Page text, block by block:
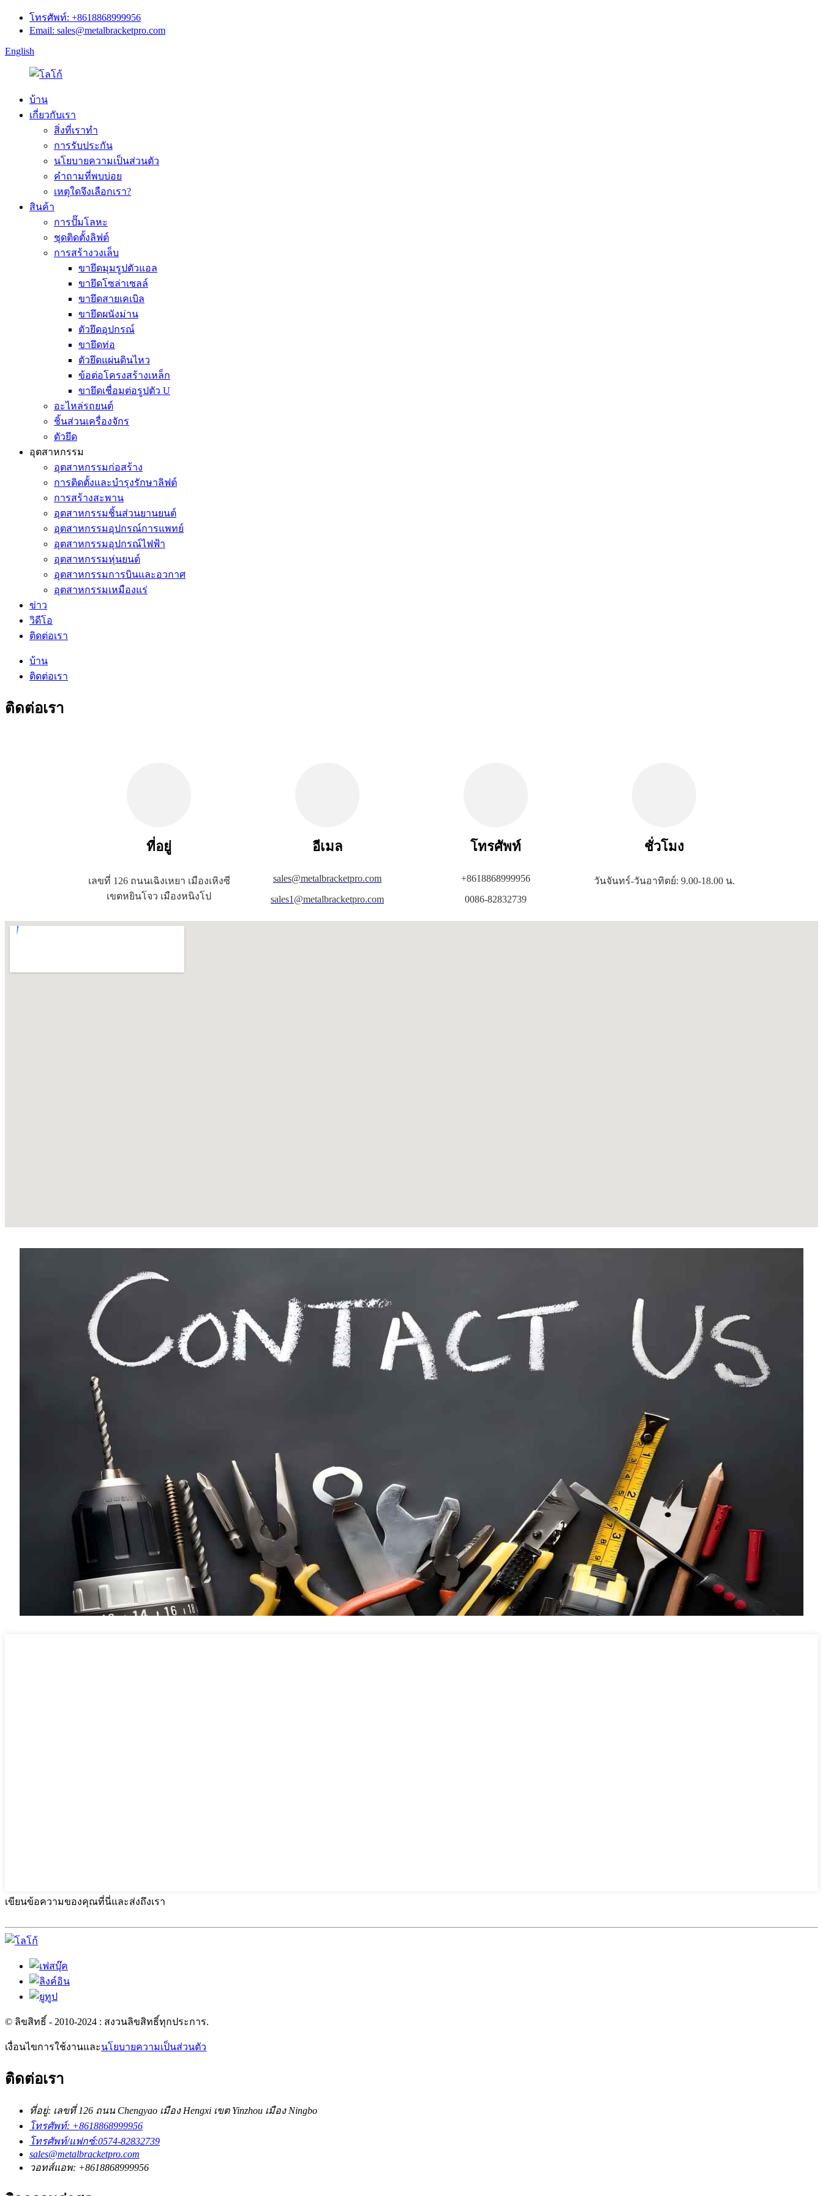
โทรศัพท์: +8618868999956
Email: sales@metalbracketpro.com
English
บ้าน
เกี่ยวกับเรา
สิ่งที่เราทำ
การรับประกัน
นโยบายความเป็นส่วนตัว
คำถามที่พบบ่อย
เหตุใดจึงเลือกเรา?
สินค้า
การปั๊มโลหะ
ชุดติดตั้งลิฟต์
การสร้างวงเล็บ
ขายึดมุมรูปตัวแอล
ขายึดโซล่าเซลล์
ขายึดสายเคเบิล
ขายึดผนังม่าน
ตัวยึดอุปกรณ์
ขายึดท่อ
ตัวยึดแผ่นดินไหว
ข้อต่อโครงสร้างเหล็ก
ขายึดเชื่อมต่อรูปตัว U
อะไหล่รถยนต์
ชิ้นส่วนเครื่องจักร
ตัวยึด
อุตสาหกรรม
อุตสาหกรรมก่อสร้าง
การติดตั้งและบำรุงรักษาลิฟต์
การสร้างสะพาน
อุตสาหกรรมชิ้นส่วนยานยนต์
อุตสาหกรรมอุปกรณ์การแพทย์
อุตสาหกรรมอุปกรณ์ไฟฟ้า
อุตสาหกรรมหุ่นยนต์
อุตสาหกรรมการบินและอวกาศ
อุตสาหกรรมเหมืองแร่
ข่าว
วิดีโอ
ติดต่อเรา
บ้าน
ติดต่อเรา
ติดต่อเรา
ที่อยู่
เลขที่ 126 ถนนเฉิงเหยา เมืองเหิงซี
เขตหยินโจว เมืองหนิงโป
อีเมล
sales@metalbracketpro.com
sales1@metalbracketpro.com
โทรศัพท์
+8618868999956
0086-82832739
ชั่วโมง
วันจันทร์-วันอาทิตย์: 9.00-18.00 น.
เขียนข้อความของคุณที่นี่และส่งถึงเรา
© ลิขสิทธิ์ - 2010-2024 : สงวนลิขสิทธิ์ทุกประการ.
เงื่อนไขการใช้งานและนโยบายความเป็นส่วนตัว
ติดต่อเรา
ที่อยู่: เลขที่ 126 ถนน Chengyao เมือง Hengxi เขต Yinzhou เมือง Ningbo
โทรศัพท์: +8618868999956
โทรศัพท์/แฟกซ์:0574-82832739
sales@metalbracketpro.com
วอทส์แอพ: +8618868999956